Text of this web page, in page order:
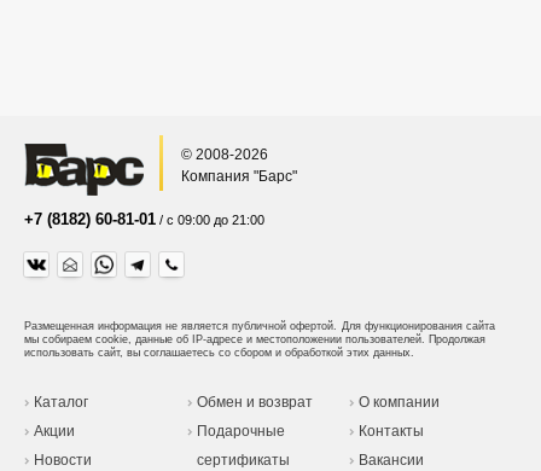
© 2008-2026
Компания "Барс"
+7 (8182) 60-81-01 / с 09:00 до 21:00
Размещенная информация не является публичной офертой. Для функционирования сайта
мы собираем cookie, данные об IP-адресе и местоположении пользователей. Продолжая
использовать сайт, вы соглашаетесь со сбором и обработкой этих данных.
Каталог
Акции
Новости
Обмен и возврат
Подарочные
сертификаты
О компании
Контакты
Вакансии